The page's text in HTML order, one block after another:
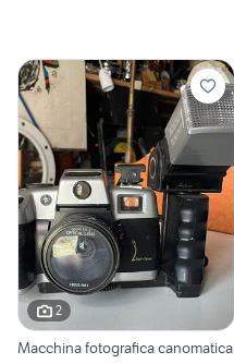
2
Macchina fotografica canomatica